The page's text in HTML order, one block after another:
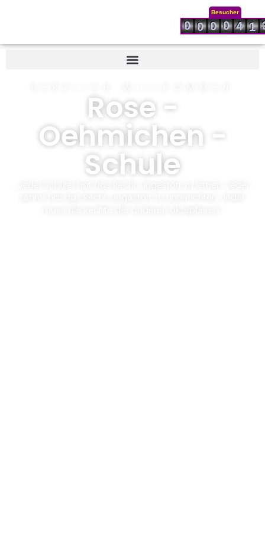
Besucher
0 0 0 0 4 1
Rose -
Oehmichen -
Schule